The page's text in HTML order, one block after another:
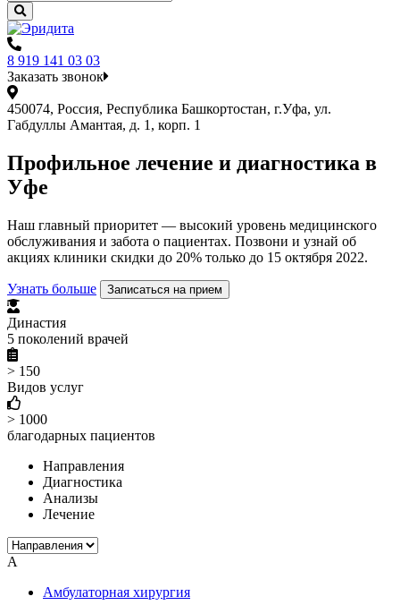
8 919 141 03 03
Заказать звонок
450074, Россия, Республика Башкортостан, г.Уфа, ул.
Габдуллы Амантая, д. 1, корп. 1
Профильное лечение и диагностика в
Уфe
Наш главный приоритет — высокий уровень медицинского
обслуживания и забота о пациентах. Позвони и узнай об
акциях клиники скидки до 20% только до 15 октября 2022.
Узнать больше Записаться на прием
Династия
5 поколений врачей
> 150
Видов услуг
> 1000
благодарных пациентов
Направления
Диагностика
Анализы
Лечение
А
Амбулаторная хирургия